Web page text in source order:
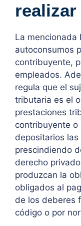
La mencionada
autoconsumos
contribuyente,
empleados.
regula que el
tributaria es el
prestaciones
contribuyente o
depositarios
prescindiendo
derecho
produzcan la
obligados al
de los deberes
código o por